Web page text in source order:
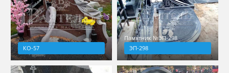
КО-57
Памятник №ЭП-298
ЭП-298